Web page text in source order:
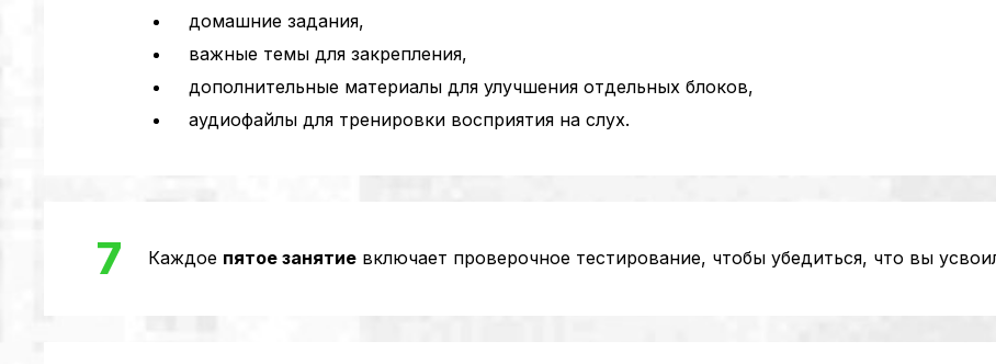
домашние задания,
важные темы для закрепления,
дополнительные материалы для улучшения отдельных блоков,
аудиофайлы для тренировки восприятия на слух.
7 Каждое пятое занятие включает проверочное тестирование, чтобы убедиться, что вы